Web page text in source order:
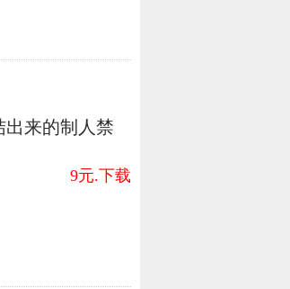
来的制人禁
9元.下载